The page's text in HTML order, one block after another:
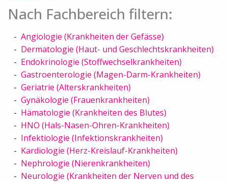
Nach Fachbereich filtern:
Angiologie (Krankheiten der Gefässe)
Dermatologie (Haut- und Geschlechtskrankheiten)
Endokrinologie (Stoffwechselkrankheiten)
Gastroenterologie (Magen-Darm-Krankheiten)
Geriatrie (Alterskrankheiten)
Gynäkologie (Frauenkrankheiten)
Hämatologie (Krankheiten des Blutes)
HNO (Hals-Nasen-Ohren-Krankheiten)
Infektiologie (Infektionskrankheiten)
Kardiologie (Herz-Kreislauf-Krankheiten)
Nephrologie (Nierenkrankheiten)
Neurologie (Krankheiten der Nerven und des